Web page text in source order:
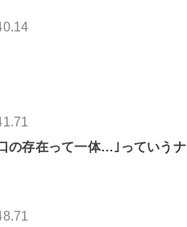
の存在って一体…｣っていう